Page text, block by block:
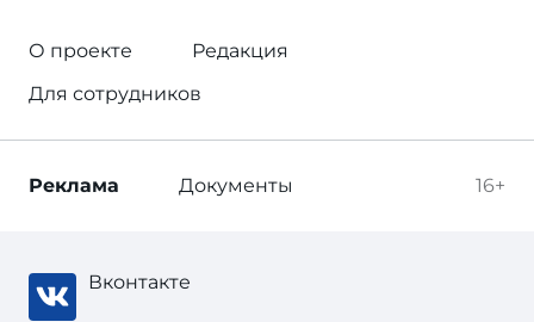
О проекте
Редакция
Для сотрудников
16+
Реклама Документы
Вконтакте